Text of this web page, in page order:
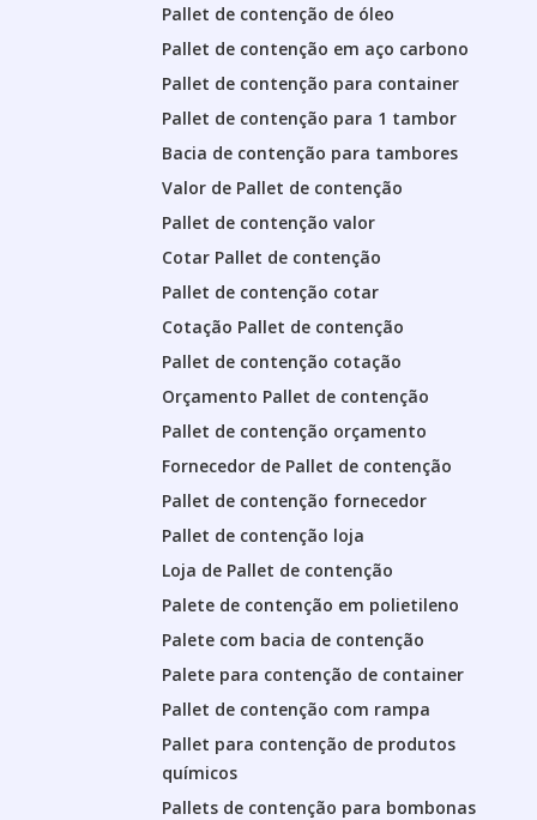
Pallet de contenção de óleo
Pallet de contenção em aço carbono
Pallet de contenção para container
Pallet de contenção para 1 tambor
Bacia de contenção para tambores
Valor de Pallet de contenção
Pallet de contenção valor
Cotar Pallet de contenção
Pallet de contenção cotar
Cotação Pallet de contenção
Pallet de contenção cotação
Orçamento Pallet de contenção
Pallet de contenção orçamento
Fornecedor de Pallet de contenção
Pallet de contenção fornecedor
Pallet de contenção loja
Loja de Pallet de contenção
Palete de contenção em polietileno
Palete com bacia de contenção
Palete para contenção de container
Pallet de contenção com rampa
Pallet para contenção de produtos
químicos
Pallets de contenção para bombonas